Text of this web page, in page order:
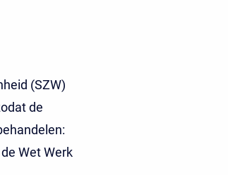
(SZW)
de
Wet Werk